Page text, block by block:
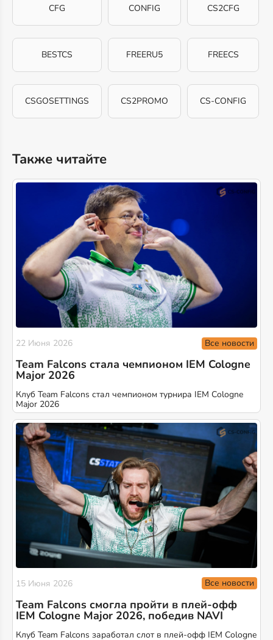
CFG CONFIG CS2CFG
BESTCS FREERU5 FREECS
CSGOSETTINGS CS2PROMO CS-CONFIG
Также читайте
22 Июня 2026 Все новости
Team Falcons стала чемпионом IEM Cologne
Major 2026
Клуб Team Falcons стал чемпионом турнира IEM Cologne
Major 2026
15 Июня 2026 Все новости
Team Falcons смогла пройти в плей-офф
IEM Cologne Major 2026, победив NAVI
Клуб Team Falcons заработал слот в плей-офф IEM Cologne